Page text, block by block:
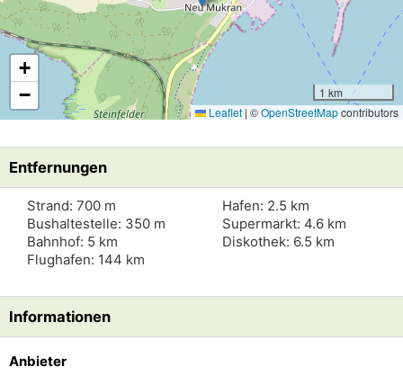
+
−
1 km
Leaflet | ©OpenStreetMapcontributors
Entfernungen
Strand: 700 m
Bushaltestelle: 350 m
Bahnhof: 5 km
Flughafen: 144 km
Hafen: 2.5 km
Supermarkt: 4.6 km
Diskothek: 6.5 km
Informationen
Anbieter